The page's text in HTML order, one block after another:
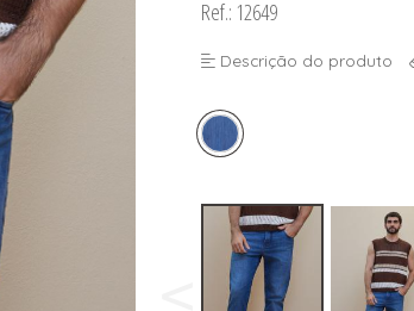
Ref.: 12649
Descrição do produto